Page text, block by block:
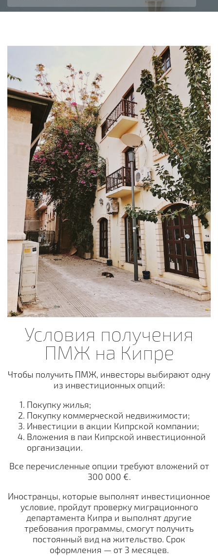
Условия получения
ПМЖ на Кипре
Чтобы получить ПМЖ, инвесторы выбирают одну
из инвестиционных опций:
Покупку жилья;
Покупку коммерческой недвижимости;
Инвестиции в акции Кипрской компании;
Вложения в паи Кипрской инвестиционной
организации.
Все перечисленные опции требуют вложений от
300 000 €.
Иностранцы, которые выполнят инвестиционное
условие, пройдут проверку миграционного
департамента Кипра и выполнят другие
требования программы, смогут получить
постоянный вид на жительство. Срок
оформления — от 3 месяцев.